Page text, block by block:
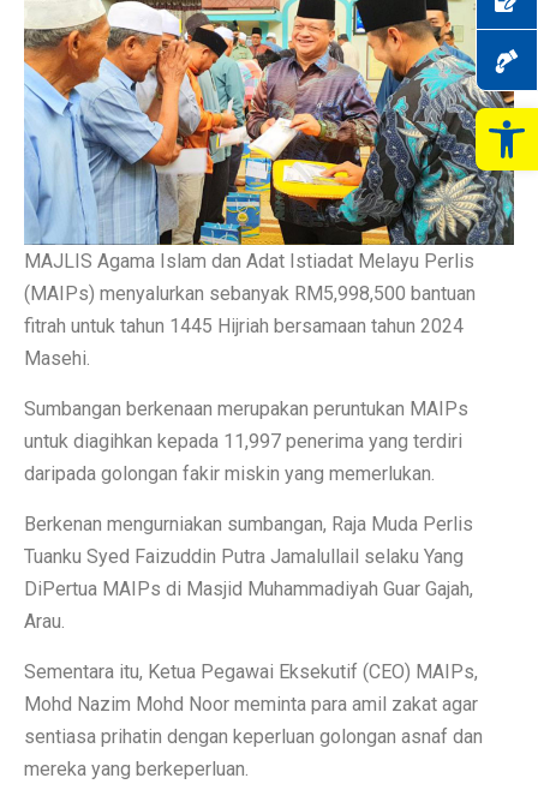
MAJLIS Agama Islam dan Adat Istiadat Melayu Perlis
(MAIPs) menyalurkan sebanyak RM5,998,500 bantuan
fitrah untuk tahun 1445 Hijriah bersamaan tahun 2024
Masehi.
Sumbangan berkenaan merupakan peruntukan MAIPs
untuk diagihkan kepada 11,997 penerima yang terdiri
daripada golongan fakir miskin yang memerlukan.
Berkenan mengurniakan sumbangan, Raja Muda Perlis
Tuanku Syed Faizuddin Putra Jamalullail selaku Yang
DiPertua MAIPs di Masjid Muhammadiyah Guar Gajah,
Arau.
Sementara itu, Ketua Pegawai Eksekutif (CEO) MAIPs,
Mohd Nazim Mohd Noor meminta para amil zakat agar
sentiasa prihatin dengan keperluan golongan asnaf dan
mereka yang berkeperluan.